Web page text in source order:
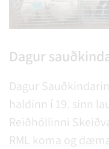
Dagur
Dagur
haldinn í 19. sinn
Reiðhöllinni
RML koma og